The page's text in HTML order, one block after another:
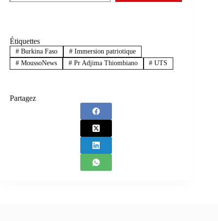
Étiquettes
#Burkina Faso #Immersion patriotique
#MoussoNews #Pr Adjima Thiombiano # UTS
Partagez